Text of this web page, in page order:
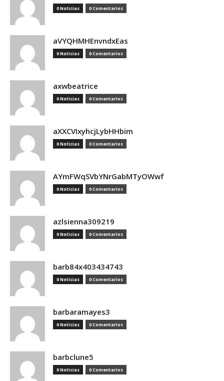
0 Noticias 0 Comentarios
aVYQHMHEnvndxEas
0 Noticias 0 Comentarios
axwbeatrice
0 Noticias 0 Comentarios
aXXCVIxyhcjLybHHbim
0 Noticias 0 Comentarios
AYmFWqSVbYNrGabMTyOWwf
0 Noticias 0 Comentarios
azlsienna309219
0 Noticias 0 Comentarios
barb84x403434743
0 Noticias 0 Comentarios
barbaramayes3
0 Noticias 0 Comentarios
barbclune5
0 Noticias 0 Comentarios